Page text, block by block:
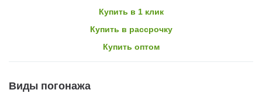
Купить в 1 клик
Купить в рассрочку
Купить оптом
Виды погонажа